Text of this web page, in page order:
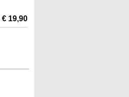
€ 19,90